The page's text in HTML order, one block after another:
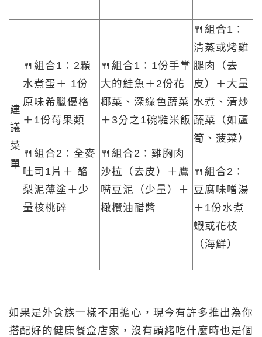
建
議
菜
單
🍴組合1：2顆
水煮蛋＋ 1份
原味希臘優格
＋1份莓果類
🍴組合2：全麥
吐司1片＋ 酪
梨泥薄塗＋少
量核桃碎
🍴組合1：1份手掌
大的鮭魚＋2份花
椰菜、深綠色蔬菜
＋3分之1碗糙米飯
🍴組合2：雞胸肉
沙拉（去皮）＋鷹
嘴豆泥（少量）＋
橄欖油醋醬
🍴組合1：
清蒸或烤雞
腿肉（去
皮）＋大量
水煮、清炒
蔬菜（如蘆
筍、菠菜）
🍴組合2：
豆腐味噌湯
＋1份水煮
蝦或花枝
（海鮮）
如果是外食族一樣不用擔心，現今有許多推出為你
搭配好的健康餐盒店家，沒有頭緒吃什麼時也是個